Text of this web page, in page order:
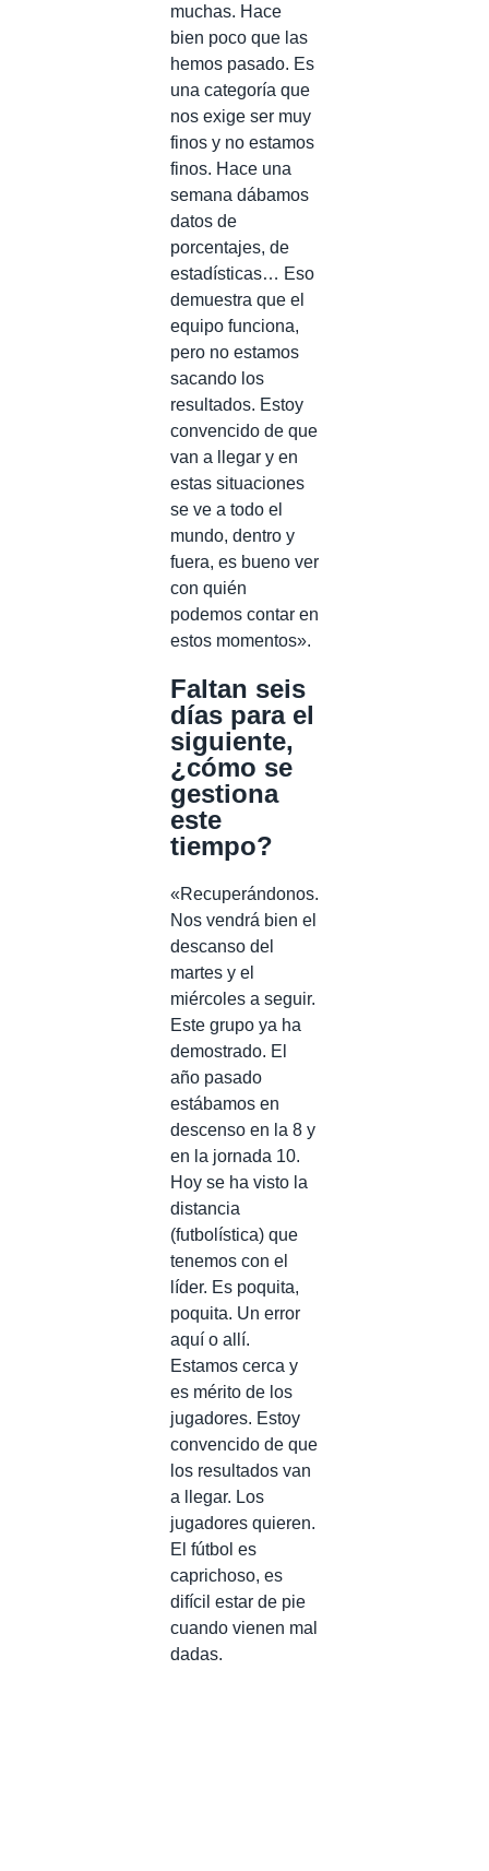
muchas. Hace
bien poco que las
hemos pasado. Es
una categoría que
nos exige ser muy
finos y no estamos
finos. Hace una
semana dábamos
datos de
porcentajes, de
estadísticas… Eso
demuestra que el
equipo funciona,
pero no estamos
sacando los
resultados. Estoy
convencido de que
van a llegar y en
estas situaciones
se ve a todo el
mundo, dentro y
fuera, es bueno ver
con quién
podemos contar en
estos momentos».
Faltan seis
días para el
siguiente,
¿cómo se
gestiona
este
tiempo?
«Recuperándonos.
Nos vendrá bien el
descanso del
martes y el
miércoles a seguir.
Este grupo ya ha
demostrado. El
año pasado
estábamos en
descenso en la 8 y
en la jornada 10.
Hoy se ha visto la
distancia
(futbolística) que
tenemos con el
líder. Es poquita,
poquita. Un error
aquí o allí.
Estamos cerca y
es mérito de los
jugadores. Estoy
convencido de que
los resultados van
a llegar. Los
jugadores quieren.
El fútbol es
caprichoso, es
difícil estar de pie
cuando vienen mal
dadas.